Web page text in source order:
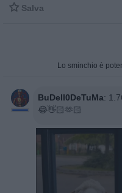
 Salva
Lo sminchio è
BuDell0DeTuMa:
😂👋🏻🫶🏻